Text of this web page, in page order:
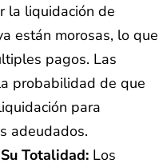
la liquidación de
están morosas, lo que
pagos. Las
probabilidad de que
para
adeudados.
Totalidad: Los